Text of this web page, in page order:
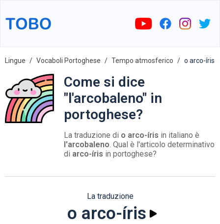
Lingue Vocaboli Portoghese Tempo atmosferico o arco-íris
Come si dice
"l'arcobaleno" in
portoghese?
La traduzione di o arco-íris in italiano è
l'arcobaleno. Qual è l'articolo determinativo
di arco-íris in portoghese?
La traduzione
o arco-íris